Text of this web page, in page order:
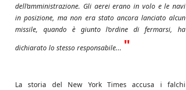
dell’amministrazione. Gli aerei erano in volo e le navi
in posizione, ma non era stato ancora lanciato alcun
missile, quando è giunto l’ordine di fermarsi, ha
dichiarato lo stesso responsabile... "
La storia del New York Times accusa i falchi